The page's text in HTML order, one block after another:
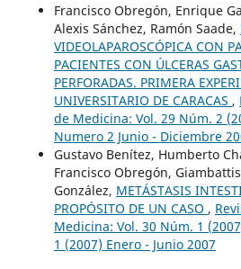
Francisco Obregón, Enrique
Alexis Sánchez, Ramón Saade,
VIDEOLAPAROSCÓPICA CON
PACIENTES CON ÚLCERAS
PERFORADAS. PRIMERA
UNIVERSITARIO DE CARACAS ,
de Medicina: Vol. 29 Núm. 2
Numero 2 Junio - Diciembre
Gustavo Benítez, Humberto
Francisco Obregón,
González, METÁSTASIS
PROPÓSITO DE UN CASO ,
Medicina: Vol. 30 Núm. 1
1 (2007) Enero - Junio 2007